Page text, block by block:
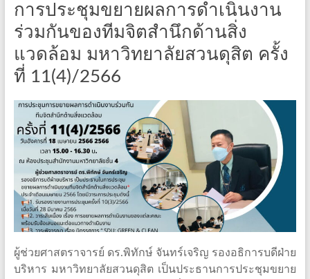
การประชุมขยายผลการดำเนินงาน
ร่วมกันของทีมจิตสำนึกด้านสิ่ง
แวดล้อม มหาวิทยาลัยสวนดุสิต ครั้ง
ที่ 11(4)/2566
ผู้ช่วยศาสตราจารย์ ดร.พิทักษ์ จันทร์เจริญ รองอธิการบดีฝ่าย
บริหาร มหาวิทยาลัยสวนดุสิต เป็นประธานการประชุมขยาย